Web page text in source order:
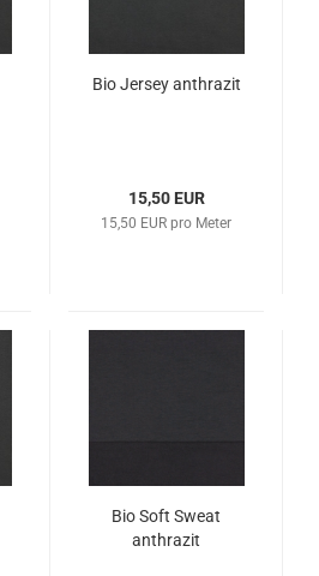
Bio Jersey anthrazit
15,50 EUR
15,50 EUR pro Meter
Bio Soft Sweat
anthrazit